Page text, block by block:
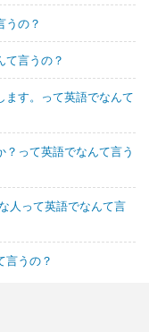
うの？
て言うの？
ます。って英語でなんて
って英語でなんて言う
人って英語でなんて言
言うの？